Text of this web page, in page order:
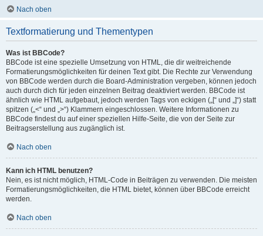
Nach oben
Textformatierung und Thementypen
Was ist BBCode?
BBCode ist eine spezielle Umsetzung von HTML, die dir weitreichende
Formatierungsmöglichkeiten für deinen Text gibt. Die Rechte zur Verwendung
von BBCode werden durch die Board-Administration vergeben, können jedoch
auch durch dich für jeden einzelnen Beitrag deaktiviert werden. BBCode ist
ähnlich wie HTML aufgebaut, jedoch werden Tags von eckigen („[“ und „]“) statt
spitzen („<“ und „>“) Klammern eingeschlossen. Weitere Informationen zu
BBCode findest du auf einer speziellen Hilfe-Seite, die von der Seite zur
Beitragserstellung aus zugänglich ist.
Nach oben
Kann ich HTML benutzen?
Nein, es ist nicht möglich, HTML-Code in Beiträgen zu verwenden. Die meisten
Formatierungsmöglichkeiten, die HTML bietet, können über BBCode erreicht
werden.
Nach oben